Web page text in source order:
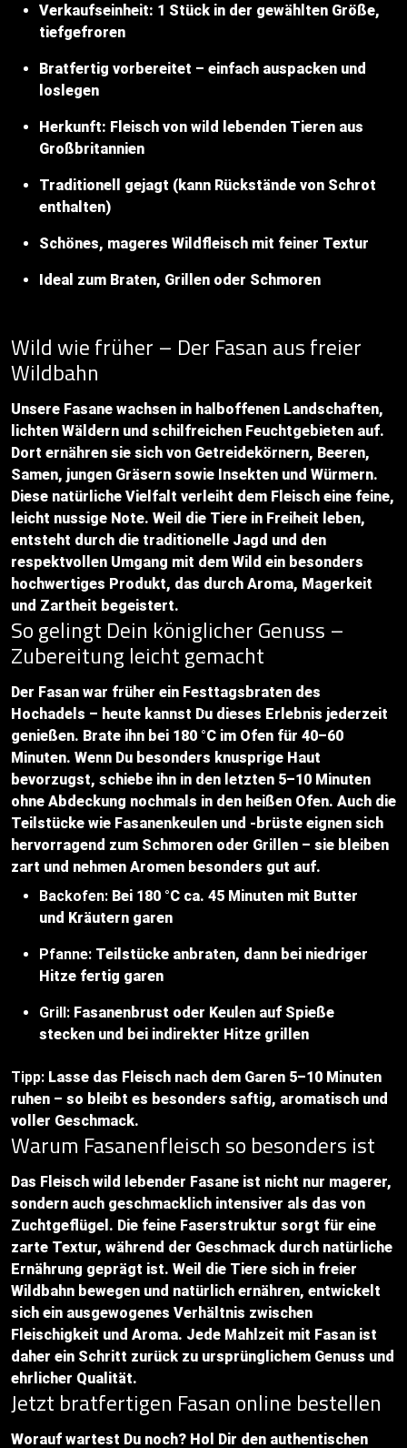
Verkaufseinheit: 1 Stück in der gewählten Größe,
tiefgefroren
Bratfertig vorbereitet – einfach auspacken und
loslegen
Herkunft: Fleisch von wild lebenden Tieren aus
Großbritannien
Traditionell gejagt (kann Rückstände von Schrot
enthalten)
Schönes, mageres Wildfleisch mit feiner Textur
Ideal zum Braten, Grillen oder Schmoren
Wild wie früher – Der Fasan aus freier
Wildbahn
Unsere Fasane wachsen in halboffenen Landschaften,
lichten Wäldern und schilfreichen Feuchtgebieten auf.
Dort ernähren sie sich von Getreidekörnern, Beeren,
Samen, jungen Gräsern sowie Insekten und Würmern.
Diese natürliche Vielfalt verleiht dem Fleisch eine feine,
leicht nussige Note. Weil die Tiere in Freiheit leben,
entsteht durch die traditionelle Jagd und den
respektvollen Umgang mit dem Wild ein besonders
hochwertiges Produkt, das durch Aroma, Magerkeit
und Zartheit begeistert.
So gelingt Dein königlicher Genuss –
Zubereitung leicht gemacht
Der Fasan war früher ein Festtagsbraten des
Hochadels – heute kannst Du dieses Erlebnis jederzeit
genießen. Brate ihn bei 180 °C im Ofen für 40–60
Minuten. Wenn Du besonders knusprige Haut
bevorzugst, schiebe ihn in den letzten 5–10 Minuten
ohne Abdeckung nochmals in den heißen Ofen. Auch die
Teilstücke wie Fasanenkeulen und -brüste eignen sich
hervorragend zum Schmoren oder Grillen – sie bleiben
zart und nehmen Aromen besonders gut auf.
Backofen: Bei 180 °C ca. 45 Minuten mit Butter
und Kräutern garen
Pfanne: Teilstücke anbraten, dann bei niedriger
Hitze fertig garen
Grill: Fasanenbrust oder Keulen auf Spieße
stecken und bei indirekter Hitze grillen
Tipp: Lasse das Fleisch nach dem Garen 5–10 Minuten
ruhen – so bleibt es besonders saftig, aromatisch und
voller Geschmack.
Warum Fasanenfleisch so besonders ist
Das Fleisch wild lebender Fasane ist nicht nur magerer,
sondern auch geschmacklich intensiver als das von
Zuchtgeflügel. Die feine Faserstruktur sorgt für eine
zarte Textur, während der Geschmack durch natürliche
Ernährung geprägt ist. Weil die Tiere sich in freier
Wildbahn bewegen und natürlich ernähren, entwickelt
sich ein ausgewogenes Verhältnis zwischen
Fleischigkeit und Aroma. Jede Mahlzeit mit Fasan ist
daher ein Schritt zurück zu ursprünglichem Genuss und
ehrlicher Qualität.
Jetzt bratfertigen Fasan online bestellen
Worauf wartest Du noch? Hol Dir den authentischen